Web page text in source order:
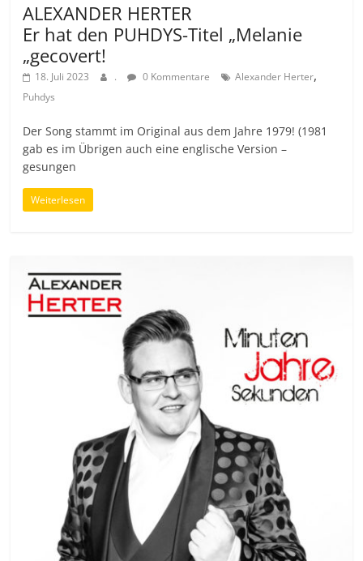
ALEXANDER HERTER
Er hat den PUHDYS-Titel „Melanie
„gecovert!
18. Juli 2023 . 0 Kommentare Alexander Herter,
Puhdys
Der Song stammt im Original aus dem Jahre 1979! (1981
gab es im Übrigen auch eine englische Version –
gesungen
Weiterlesen